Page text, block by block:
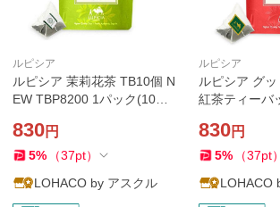
ルピシア
ルピシア 茉莉花茶 TB10個 N
EW TBP8200 1パック(10個
830円
5% （37pt）
LOHACO by アスクル
ルピシア
ルピシア グ
紅茶ティーバ
830円
5% （37pt）
LOHACO